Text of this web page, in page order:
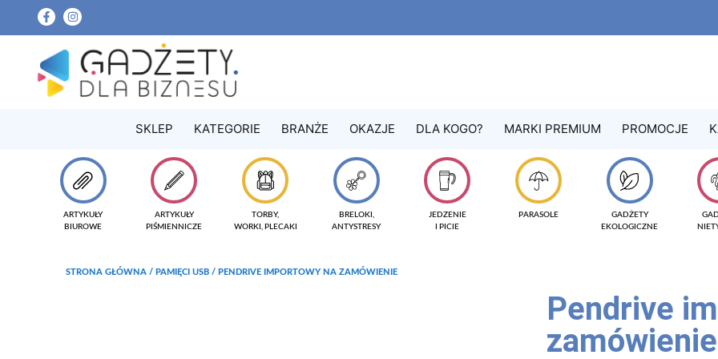
SKLEP KATEGORIE BRANŻE OKAZJE DLA KOGO? MARKI PREMIUM PROMOCJE
ARTYKUŁY
BIUROWE
ARTYKUŁY
PIŚMIENNICZE
TORBY,
WORKI, PLECAKI
BRELOKI,
ANTYSTRESY
JEDZENIE
I PICIE
PARASOLE
GADŻETY
EKOLOGICZNE
STRONA GŁÓWNA / PAMIĘCI USB / PENDRIVE IMPORTOWY NA ZAMÓWIENIE
Pendrive
zamówienie